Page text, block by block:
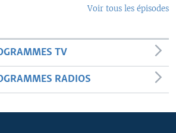
Voir tous les épisodes
TV
RADIOS